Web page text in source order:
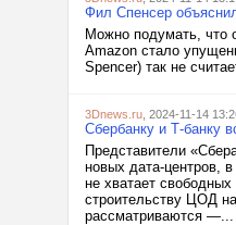
Фил Спенсер
Можно подумать, что
Amazon стало
Spencer) так не
3Dnews.ru , 2024-11-14
Сбербанку и Т-банку
Представители
новых дата-центров,
не хватает
строительству ЦОД
рассматриваются —...